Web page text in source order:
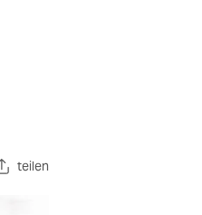
teilen